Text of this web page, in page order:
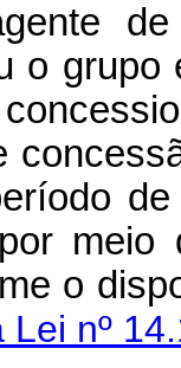
de
o
o
nº